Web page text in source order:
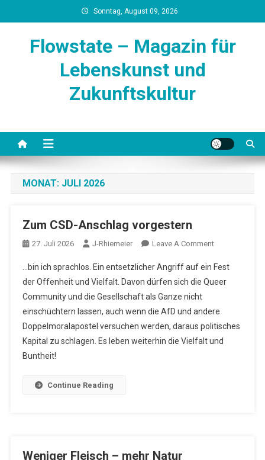
to
Sonntag, August 09, 2026
Flowstate – Magazin für
Lebenskunst und
Zukunftskultur
MONAT: JULI 2026
Zum CSD-Anschlag vorgestern
27. Juli 2026 J-Rhiemeier Leave A CommentOn
CSD-
Anschlag
…bin ich sprachlos. Ein entsetzlicher Angriff auf ein Fest
der Offenheit und Vielfalt. Davon dürfen sich die Queer
Community und die Gesellschaft als Ganze nicht
einschüchtern lassen, auch wenn die AfD und andere
Doppelmoralapostel versuchen werden, daraus politisches
Kapital zu schlagen. Es leben weiterhin die Vielfalt und
Buntheit!
Continue Reading
Weniger Fleisch – mehr Natur